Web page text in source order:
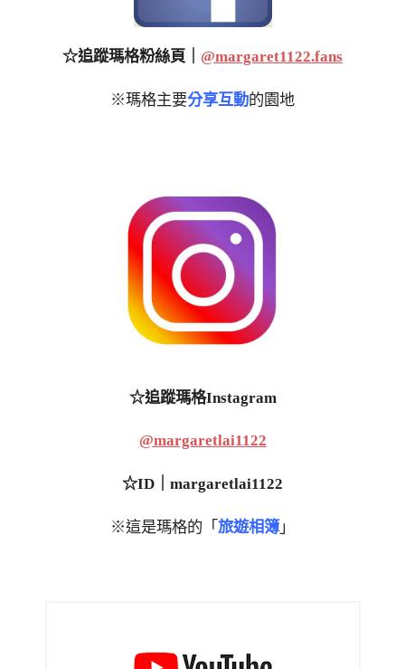
☆追蹤瑪格粉絲頁｜ @margaret1122.fans
※瑪格主要分享互動的園地
☆追蹤瑪格Instagram
@margaretlai1122
☆ID｜margaretlai1122
※這是瑪格的「 旅遊相簿 」